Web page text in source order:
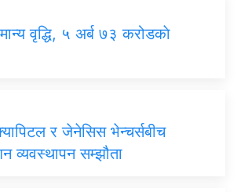
वृद्धि, ५ अर्ब ७३ करोडकाे
र जेनेसिस भेन्चर्सबीच
व्यवस्थापन सम्झौता